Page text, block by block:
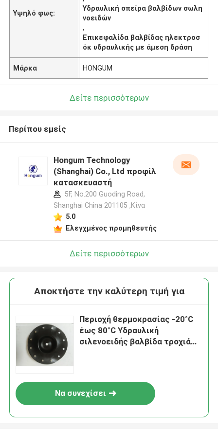
Υψηλό φως:
Υδραυλική σπείρα βαλβίδων σωλη
νοειδών
,
Επικεφαλίδα βαλβίδας ηλεκτροσ
όκ υδραυλικής με άμεση δράση
Μάρκα HONGUM
Δείτε περισσότερων
Περίπου εμείς
Hongum Technology
(Shanghai) Co., Ltd προφίλ
κατασκευαστή
5F, No.200 Guoding Road,
Shanghai China 201105 ,Κίνα
5.0
Ελεγχμένος προμηθευτής
Δείτε περισσότερων
Αποκτήστε την καλύτερη τιμή για
Περιοχή θερμοκρασίας -20°C
έως 80°C Υδραυλική
σιλενοειδής βαλβίδα τροχιά
Να συνεχίσει